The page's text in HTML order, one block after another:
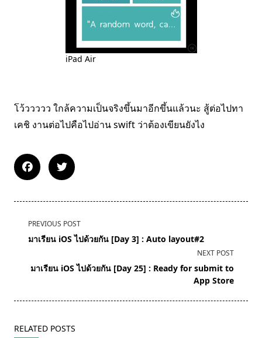
iPad Air
โว้ววววว ใกล้ความเป็นจริงขึ้นมาอีกขึ้นแล้วนะ สู้ต่อไปทา
เคชิ งานต่อไปคือไปอ่าน swift ว่าต้องเขียนยังไง
<span
class="nav-
screen-
PREVIOUS POST
มาเรียน iOS ไปด้วยกัน [Day 3] : Auto layout#2
NEXT POST
มาเรียน iOS ไปด้วยกัน [Day 25] : Ready for submit to
App Store
RELATED POSTS